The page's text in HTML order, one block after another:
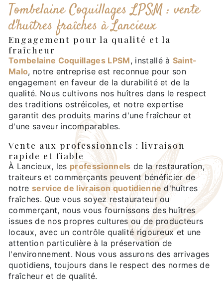
Tombelaine Coquillages LPSM : vente
d'huîtres fraîches à Lancieux
Engagement pour la qualité et la
fraîcheur
Tombelaine Coquillages LPSM, installé à Saint-
Malo, notre entreprise est reconnue pour son
engagement en faveur de la durabilité et de la
qualité. Nous cultivons nos huîtres dans le respect
des traditions ostréicoles, et notre expertise
garantit des produits marins d'une fraîcheur et
d'une saveur incomparables.
Vente aux professionnels : livraison
rapide et fiable
À Lancieux, les professionnels de la restauration,
traiteurs et commerçants peuvent bénéficier de
notre service de livraison quotidienned'huîtres
fraîches. Que vous soyez restaurateur ou
commerçant, nous vous fournissons des huîtres
issues de nos propres cultures ou de producteurs
locaux, avec un contrôle qualité rigoureux et une
attention particulière à la préservation de
l'environnement. Nous vous assurons des arrivages
quotidiens, toujours dans le respect des normes de
fraîcheur et de qualité.